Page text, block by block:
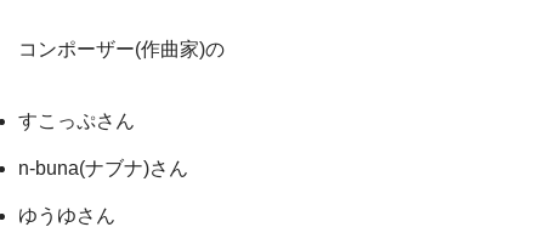
コンポーザー(作曲家)の
すこっぷさん
n-buna(ナブナ)さん
ゆうゆさん